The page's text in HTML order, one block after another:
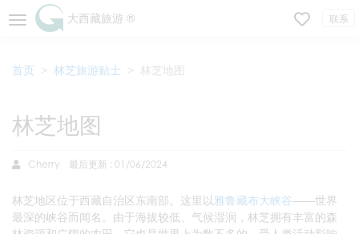
大西藏旅游 ® 联系
首页 林芝旅游贴士 林芝地图
林芝地图
Cherry 最后更新 : 01/06/2024
林芝地区位于西藏自治区东南部。这里以雅鲁藏布大峡谷——世界
最深的峡谷而闻名。由于海拔较低、气候湿润，林芝拥有丰富的森